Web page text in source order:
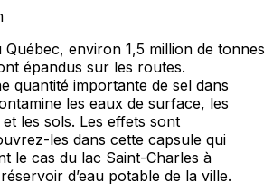
environ 1,5 million de tonnes
épandus sur les routes.
quantité importante de sel dans
les eaux de surface, les
les sols. Les effets sont
les dans cette capsule qui
le cas du lac Saint-Charles à
d’eau potable de la ville.